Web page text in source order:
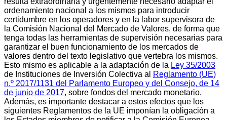
ordenamiento nacional a los mismos para introducir
certidumbre en los operadores y en la labor supervisora de
la Comisión Nacional del Mercado de Valores, de forma que
tenga todas las herramientas de supervisión necesarias para
garantizar el buen funcionamiento de los mercados de
valores dentro del texto legislativo que vertebra los mismos.
Esto mismo es aplicable a la adaptación de la Ley 35/2003
de Instituciones de Inversión Colectiva al
Reglamento (UE)
n.º 2017/1131 del Parlamento Europeo y del Consejo, de 14
de junio de 2017, sobre fondos del mercado monetario.
Además, es importante destacar a estos efectos que los
siguientes Reglamentos de la UE imponían la obligación a